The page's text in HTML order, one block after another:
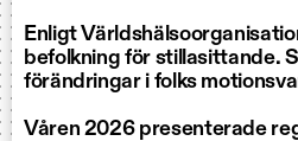
Enligt
befolkning för stillasittande.
förändringar i folks
Våren 2026 presenterade